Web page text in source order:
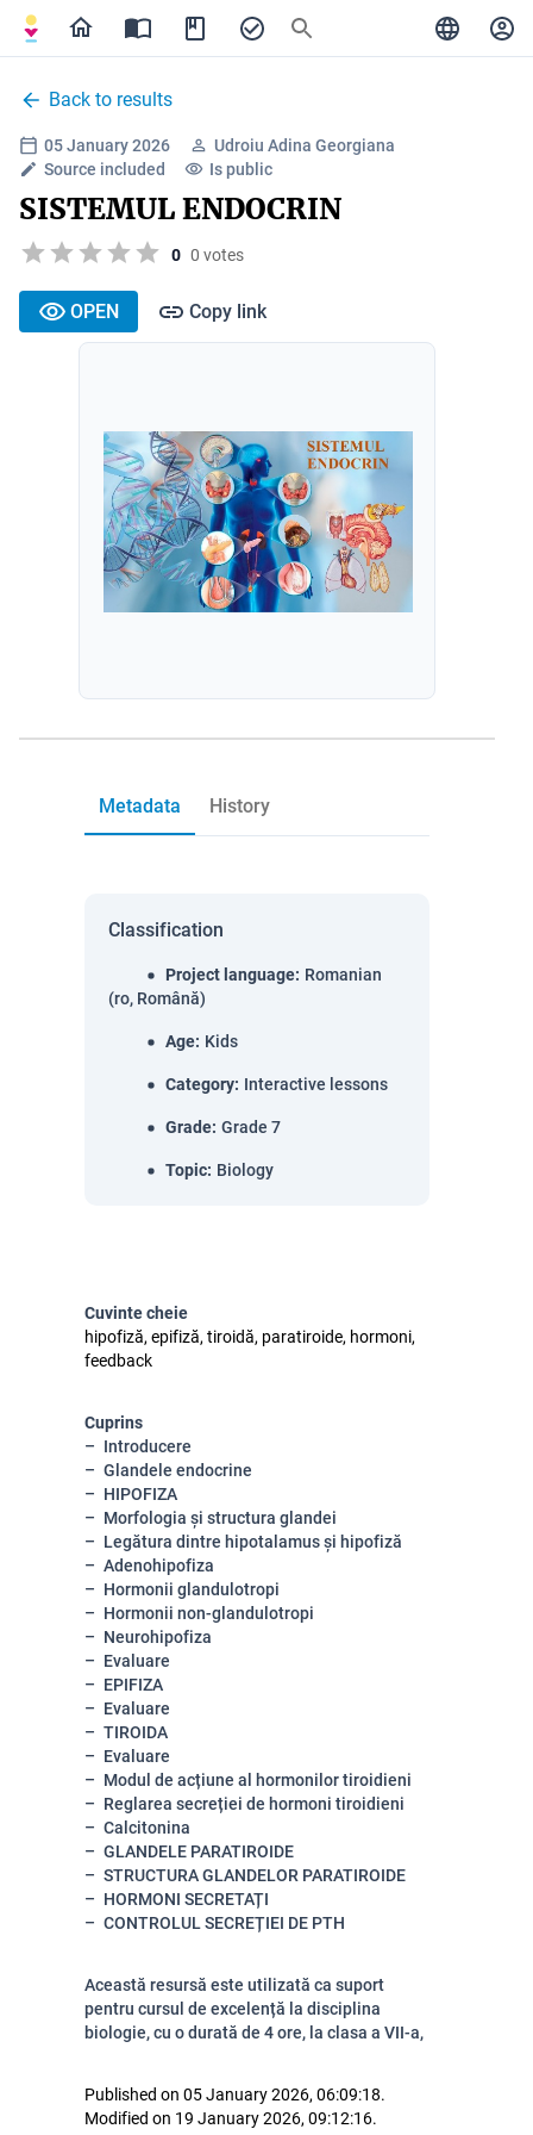
Back to results
05 January 2026
Udroiu Adina Georgiana
Source included
Is public
SISTEMUL ENDOCRIN
0 0 votes
OPEN Copy link
Metadata History
Classification
Project language: Romanian
(ro, Română)
Age: Kids
Category: Interactive lessons
Grade: Grade 7
Topic: Biology
Cuvinte cheie
hipofiză, epifiză, tiroidă, paratiroide, hormoni,
feedback
Cuprins
Introducere
Glandele endocrine
HIPOFIZA
Morfologia și structura glandei
Legătura dintre hipotalamus și hipofiză
Adenohipofiza
Hormonii glandulotropi
Hormonii non-glandulotropi
Neurohipofiza
Evaluare
EPIFIZA
Evaluare
TIROIDA
Evaluare
Modul de acțiune al hormonilor tiroidieni
Reglarea secreției de hormoni tiroidieni
Calcitonina
GLANDELE PARATIROIDE
STRUCTURA GLANDELOR PARATIROIDE
HORMONI SECRETAȚI
CONTROLUL SECREȚIEI DE PTH
Această resursă este utilizată ca suport
pentru cursul de excelență la disciplina
biologie, cu o durată de 4 ore, la clasa a VII-a,
Published on 05 January 2026, 06:09:18.
Modified on 19 January 2026, 09:12:16.